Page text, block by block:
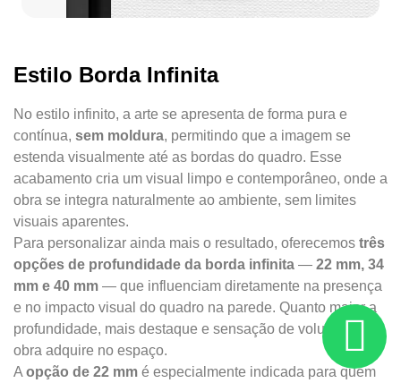
Estilo Borda Infinita
No estilo infinito, a arte se apresenta de forma pura e
contínua, sem moldura, permitindo que a imagem se
estenda visualmente até as bordas do quadro. Esse
acabamento cria um visual limpo e contemporâneo, onde a
obra se integra naturalmente ao ambiente, sem limites
visuais aparentes.
Para personalizar ainda mais o resultado, oferecemos três
opções de profundidade da borda infinita — 22 mm, 34
mm e 40 mm — que influenciam diretamente na presença
e no impacto visual do quadro na parede. Quanto maior a
profundidade, mais destaque e sensação de volume a
obra adquire no espaço.
A opção de 22 mm é especialmente indicada para quem